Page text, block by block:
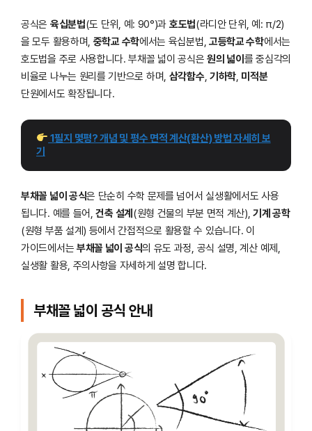
공식은 육십분법(도 단위, 예: 90°)과 호도법(라디안 단위, 예: π/2)
을 모두 활용하며, 중학교 수학에서는 육십분법, 고등학교 수학에서는
호도법을 주로 사용합니다. 부채꼴 넓이 공식은원의 넓이 를 중심각의
비율로 나누는 원리를 기반으로 하며, 삼각함수, 기하학, 미적분
단원에서도 확장됩니다.
1필지 몇평? 개념 및 평수 면적 계산(환산) 방법 자세히 보
기
부채꼴 넓이 공식은 단순히 수학 문제를 넘어서 실생활에서도 사용
됩니다. 예를 들어,건축 설계 (원형 건물의 부분 면적 계산),기계 공학
(원형 부품 설계) 등에서 간접적으로 활용할 수 있습니다. 이
가이드에서는 부채꼴 넓이 공식의 유도 과정, 공식 설명, 계산 예제,
실생활 활용, 주의사항을 자세하게 설명 합니다.
부채꼴 넓이 공식 안내